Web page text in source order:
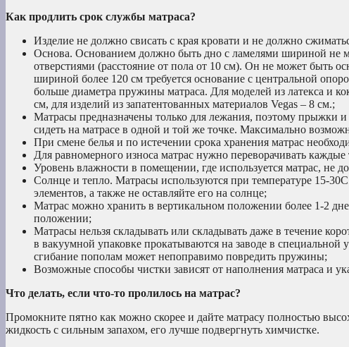
Как продлить срок службы матраса?
Изделие не должно свисать с края кровати и не должно
Основа. Основанием должно быть дно с ламелями шириной не
отверстиями (расстояние от пола от 10 см). Он не может быть
шириной более 120 см требуется основание с центральной
больше диаметра пружины матраса. Для моделей из латекса и
см, для изделий из запатентованных материалов Vegas – 8 см.;
Матрасы предназначены только для лежания, поэтому прыжки
сидеть на матрасе в одной и той же точке. Максимально
При смене белья и по истечении срока хранения матрас
Для равномерного износа матрас нужно переворачивать
Уровень влажности в помещении, где используется матрас, не
Солнце и тепло. Матрасы используются при температуре 15-
элементов, а также не оставляйте его на солнце;
Матрас можно хранить в вертикальном положении более 1-2
положении;
Матрасы нельзя складывать или складывать даже в течение
в вакуумной упаковке прокатываются на заводе в специальной
сгибание пополам может непоправимо повредить пружины;
Возможные способы чистки зависят от наполнения матраса и
Что делать, если что-то пролилось на матрас?
Промокните пятно как можно скорее и дайте матрасу полностью
жидкость с сильным запахом, его лучше подвергнуть химчистке.